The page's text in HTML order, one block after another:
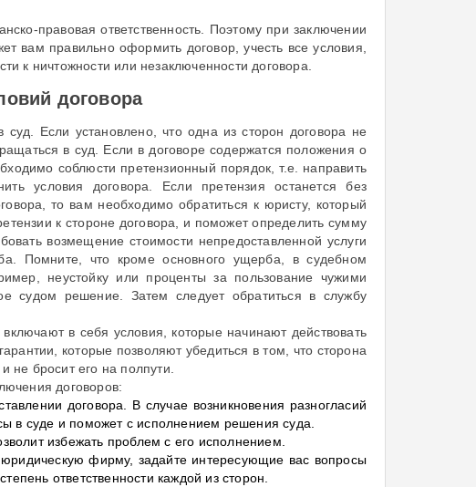
правовая ответственность. Поэтому при заключении
вам правильно оформить договор, учесть все условия,
к ничтожности или незаключенности договора.
договора
Если установлено, что одна из сторон договора не
в суд. Если в договоре содержатся положения о
соблюсти претензионный порядок, т.е. направить
условия договора. Если претензия останется без
то вам необходимо обратиться к юристу, который
к стороне договора, и поможет определить сумму
возмещение стоимости непредоставленной услуги
Помните, что кроме основного ущерба, в судебном
неустойку или проценты за пользование чужими
судом решение. Затем следует обратиться в службу
в себя условия, которые начинают действовать
которые позволяют убедиться в том, что сторона
не бросит его на полпути.
договоров:
договора. В случае возникновения разногласий
в суде и поможет с исполнением решения суда.
избежать проблем с его исполнением.
фирму, задайте интересующие вас вопросы
ответственности каждой из сторон.